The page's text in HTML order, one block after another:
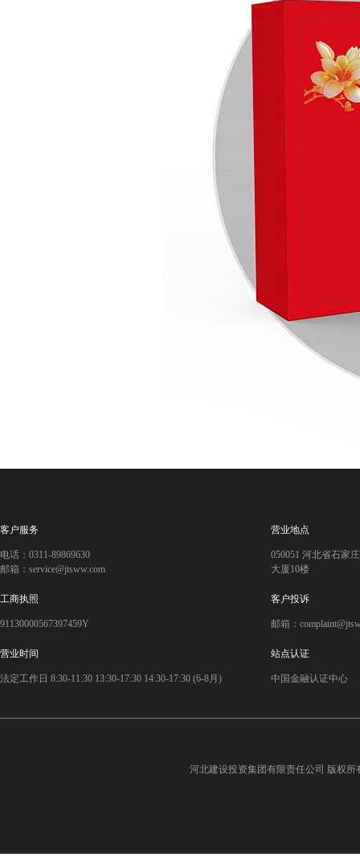
客户服务
电话：0311-89869630
邮箱：service@jtsww.com
营业地点
050051 河北省石家
大厦10楼
工商执照
91130000567397459Y
客户投诉
邮箱：
营业时间
法定工作日 8:30-11:30 13:30-17:30 14:30-17:30 (6-8月)
站点认证
中国金融认证中心
河北建设投资集团有限责任公司 版权所